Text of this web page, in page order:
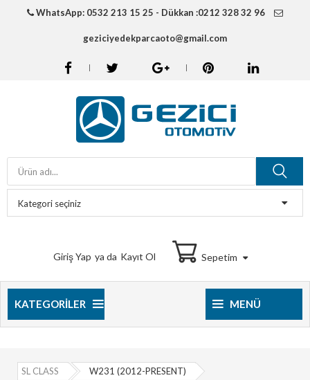
WhatsApp: 0532 213 15 25 - Dükkan :0212 328 32 96
geziciyedekparcaoto@gmail.com
Giriş Yap ya da Kayıt Ol Sepetim
KATEGORILER MENÜ
SL CLASS W231 (2012-PRESENT)